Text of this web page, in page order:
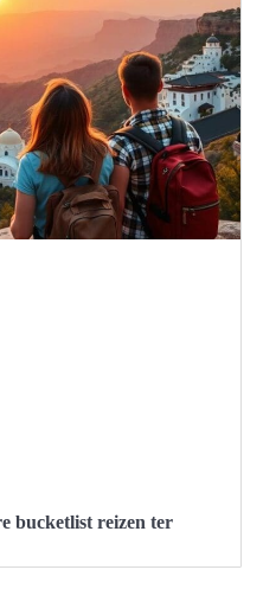
bucketlist reizen ter